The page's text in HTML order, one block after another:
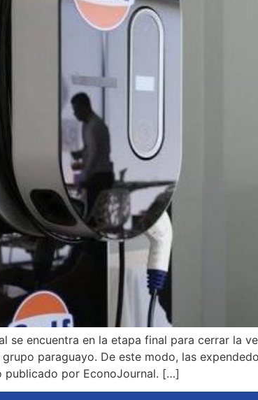
se encuentra en la etapa final para cerrar la
paraguayo. De este modo, las
publicado por EconoJournal. […]